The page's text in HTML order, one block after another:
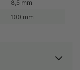
8,5 mm
100 mm